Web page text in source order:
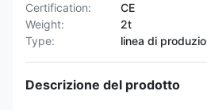
Certification:
CE
Weight:
2t
Type:
linea di
Descrizione del prodotto